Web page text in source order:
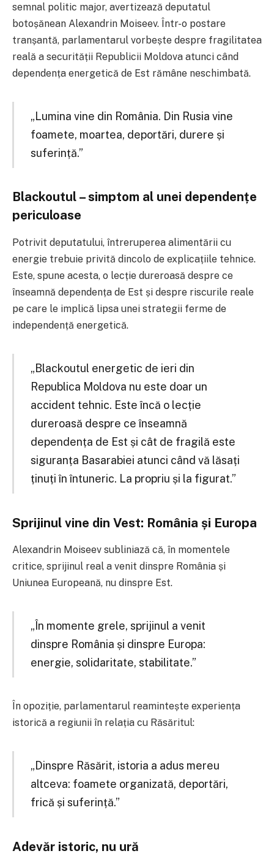
semnal politic major, avertizează deputatul
botoșănean Alexandrin Moiseev. Într-o postare
tranșantă, parlamentarul vorbește despre fragilitatea
reală a securității Republicii Moldova atunci când
dependența energetică de Est rămâne neschimbată.
„Lumina vine din România. Din Rusia vine
foamete, moartea, deportări, durere și
suferință.”
Blackoutul – simptom al unei dependențe
periculoase
Potrivit deputatului, întreruperea alimentării cu
energie trebuie privită dincolo de explicațiile tehnice.
Este, spune acesta, o lecție dureroasă despre ce
înseamnă dependența de Est și despre riscurile reale
pe care le implică lipsa unei strategii ferme de
independență energetică.
„Blackoutul energetic de ieri din
Republica Moldova nu este doar un
accident tehnic. Este încă o lecție
dureroasă despre ce înseamnă
dependența de Est și cât de fragilă este
siguranța Basarabiei atunci când vă lăsați
ținuți în întuneric. La propriu și la figurat.”
Sprijinul vine din Vest: România și Europa
Alexandrin Moiseev subliniază că, în momentele
critice, sprijinul real a venit dinspre România și
Uniunea Europeană, nu dinspre Est.
„În momente grele, sprijinul a venit
dinspre România și dinspre Europa:
energie, solidaritate, stabilitate.”
În opoziție, parlamentarul reamintește experiența
istorică a regiunii în relația cu Răsăritul:
„Dinspre Răsărit, istoria a adus mereu
altceva: foamete organizată, deportări,
frică și suferință.”
Adevăr istoric, nu ură